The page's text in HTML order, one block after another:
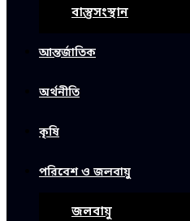
বাস্তুসংস্থান
আন্তর্জাতিক
অর্থনীতি
কৃষি
পরিবেশ ও জলবায়ু
জলবায়ু